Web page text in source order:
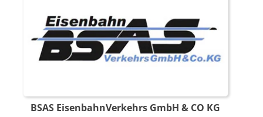
BSAS EisenbahnVerkehrs GmbH & CO KG